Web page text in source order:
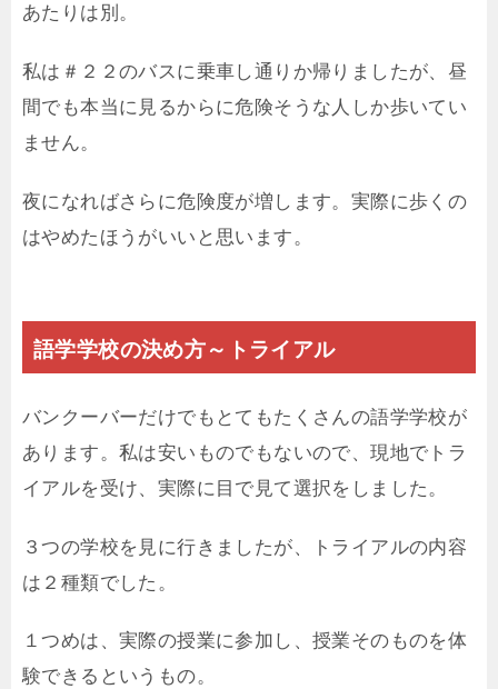
あたりは別。
私は＃２２のバスに乗車し通りか帰りましたが、昼
間でも本当に見るからに危険そうな人しか歩いてい
ません。
夜になればさらに危険度が増します。実際に歩くの
はやめたほうがいいと思います。
語学学校の決め方～トライアル
バンクーバーだけでもとてもたくさんの語学学校が
あります。私は安いものでもないので、現地でトラ
イアルを受け、実際に目で見て選択をしました。
３つの学校を見に行きましたが、トライアルの内容
は２種類でした。
１つめは、実際の授業に参加し、授業そのものを体
験できるというもの。